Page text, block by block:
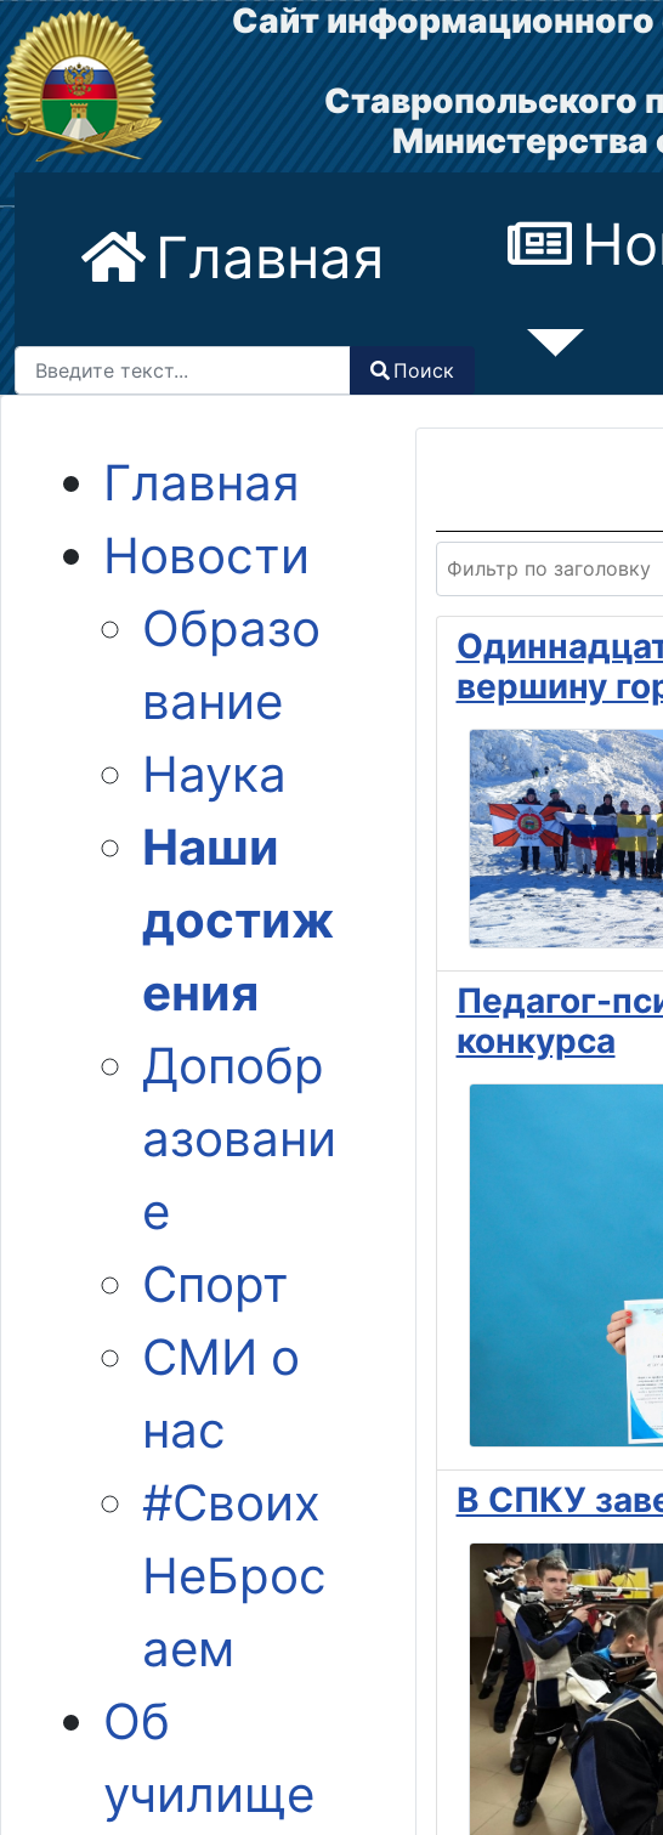
Сайт
Ставропольского
Главная
Поиск
Поиск
Главная
Новости
Образо
вание
Наука
Наши
достиж
ения
Допобр
азовани
е
Спорт
СМИ о
нас
#Своих
НеБрос
аем
Об
училище
вершину
Педагог-
конкурса
В СПКУ